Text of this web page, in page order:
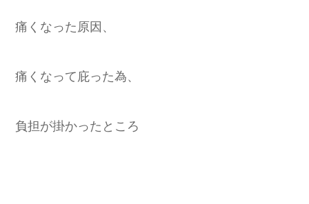
痛くなった原因、
痛くなって庇った為、
負担が掛かったところ